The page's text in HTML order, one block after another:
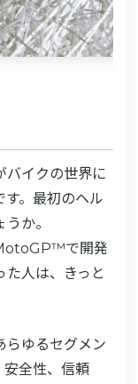
バイクの世界に
す。最初のヘル
か。
で開発
た人は、きっと
らゆるセグメン
安全性、信頼